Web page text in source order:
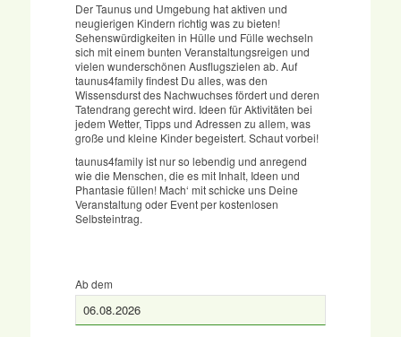
Gewinnspiele
Kontakt
Der Taunus und Umgebung hat aktiven und
neugierigen Kindern richtig was zu bieten!
Sehenswürdigkeiten in Hülle und Fülle wechseln
sich mit einem bunten Veranstaltungsreigen und
vielen wunderschönen Ausflugszielen ab. Auf
taunus4family findest Du alles, was den
Wissensdurst des Nachwuchses fördert und deren
Tatendrang gerecht wird. Ideen für Aktivitäten bei
jedem Wetter, Tipps und Adressen zu allem, was
große und kleine Kinder begeistert. Schaut vorbei!
taunus4family ist nur so lebendig und anregend
wie die Menschen, die es mit Inhalt, Ideen und
Phantasie füllen! Mach‘ mit schicke uns Deine
Veranstaltung oder Event per kostenlosen
Selbsteintrag.
Ab dem